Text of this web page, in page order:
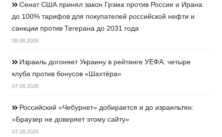
Сенат США принял закон Грэма против России и Ирана:
до 100% тарифов для покупателей российской нефти и
санкции против Тегерана до 2031 года
08.08.2026
Израиль догоняет Украину в рейтинге УЕФА: четыре
клуба против бонусов «Шахтёра»
07.08.2026
Российский «Чебурнет» добирается и до израильтян:
«Браузер не доверяет этому сайту»
07.08.2026